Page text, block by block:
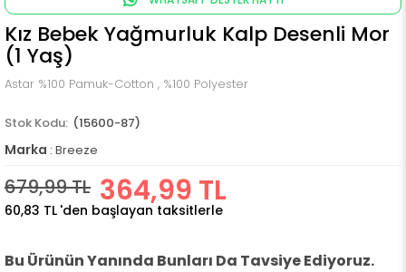
Kız Bebek Yağmurluk Kalp Desenli Mor
(1 Yaş)
Astar %100 Pamuk-Cotton , %100 Polyester
(15600-87)
Marka : Breeze
679,99 TL 364,99 TL
60,83 TL 'den başlayan taksitlerle
Bu Ürünün Yanında Bunları Da Tavsiye Ediyoruz.